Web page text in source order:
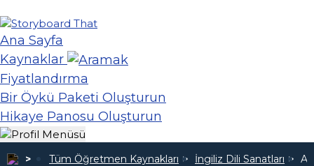
Ana Sayfa
Kaynaklar
Fiyatlandırma
Bir Öykü Paketi Oluşturun
Hikaye Panosu Oluşturun
Tüm Öğretmen Kaynakları İngiliz Dili Sanatları